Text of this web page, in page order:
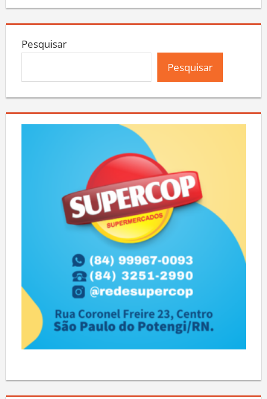
Pesquisar
Pesquisar